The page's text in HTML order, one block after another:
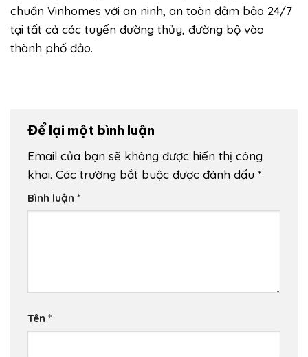
chuẩn Vinhomes với an ninh, an toàn đảm bảo 24/7
tại tất cả các tuyến đường thủy, đường bộ vào
thành phố đảo.
Để lại một bình luận
Email của bạn sẽ không được hiển thị công
khai. Các trường bắt buộc được đánh dấu *
Bình luận *
Tên *